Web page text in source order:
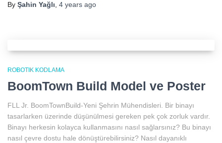
By Şahin Yağlı, 4 years ago
ROBOTIK KODLAMA
BoomTown Build Model ve Poster
FLL Jr. BoomTownBuild-Yeni Şehrin Mühendisleri. Bir binayı
tasarlarken üzerinde düşünülmesi gereken pek çok zorluk vardır.
Binayı herkesin kolayca kullanmasını nasıl sağlarsınız? Bu binayı
nasıl çevre dostu hale dönüştürebilirsiniz? Nasıl dayanıklı